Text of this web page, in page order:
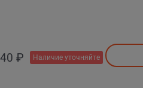
₽ Наличие уточняйте